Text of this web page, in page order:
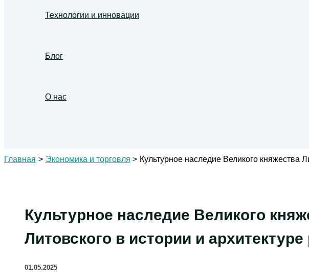
Технологии и инновации
Блог
О нас
Главная Экономика и торговля Культурное наследие Великого княжества
Культурное наследие Великого
Литовского в истории и архитектуре
01.05.2025